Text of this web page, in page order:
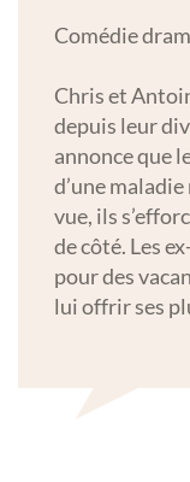
Comédie
Chris et
depuis leur
annonce que
d’une
vue, ils
de côté. Les
pour des
lui offrir ses